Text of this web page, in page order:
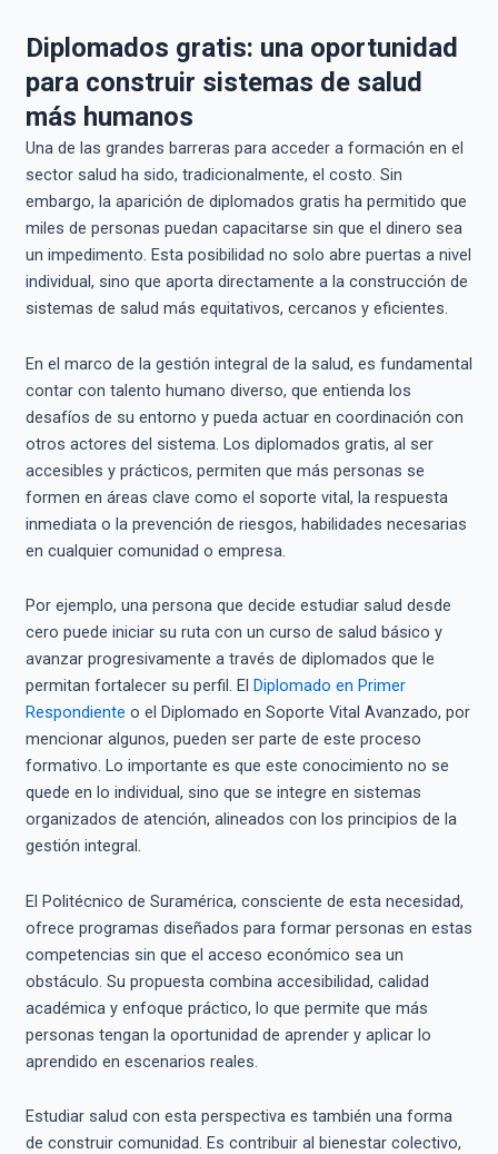
Diplomados gratis: una oportunidad
para construir sistemas de salud
más humanos
Una de las grandes barreras para acceder a formación en el
sector salud ha sido, tradicionalmente, el costo. Sin
embargo, la aparición de diplomados gratis ha permitido que
miles de personas puedan capacitarse sin que el dinero sea
un impedimento. Esta posibilidad no solo abre puertas a nivel
individual, sino que aporta directamente a la construcción de
sistemas de salud más equitativos, cercanos y eficientes.
En el marco de la gestión integral de la salud, es fundamental
contar con talento humano diverso, que entienda los
desafíos de su entorno y pueda actuar en coordinación con
otros actores del sistema. Los diplomados gratis, al ser
accesibles y prácticos, permiten que más personas se
formen en áreas clave como el soporte vital, la respuesta
inmediata o la prevención de riesgos, habilidades necesarias
en cualquier comunidad o empresa.
Por ejemplo, una persona que decide estudiar salud desde
cero puede iniciar su ruta con un curso de salud básico y
avanzar progresivamente a través de diplomados que le
permitan fortalecer su perfil. El Diplomado en Primer
Respondiente o el Diplomado en Soporte Vital Avanzado, por
mencionar algunos, pueden ser parte de este proceso
formativo. Lo importante es que este conocimiento no se
quede en lo individual, sino que se integre en sistemas
organizados de atención, alineados con los principios de la
gestión integral.
El Politécnico de Suramérica, consciente de esta necesidad,
ofrece programas diseñados para formar personas en estas
competencias sin que el acceso económico sea un
obstáculo. Su propuesta combina accesibilidad, calidad
académica y enfoque práctico, lo que permite que más
personas tengan la oportunidad de aprender y aplicar lo
aprendido en escenarios reales.
Estudiar salud con esta perspectiva es también una forma
de construir comunidad. Es contribuir al bienestar colectivo,